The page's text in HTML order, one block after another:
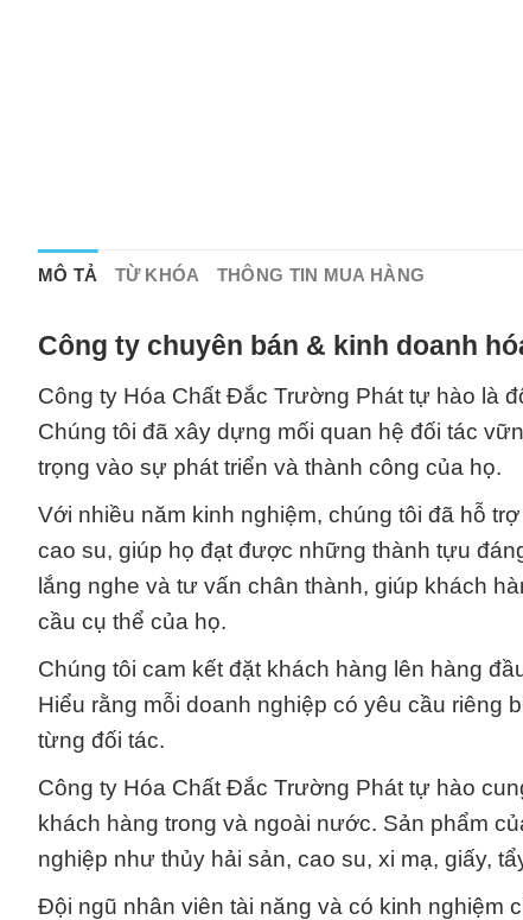
MÔ TẢ TỪ KHÓA THÔNG TIN MUA HÀNG
Công ty chuyên bán & kinh doanh
Công ty Hóa Chất Đắc Trường Phát tự hào là
Chúng tôi đã xây dựng mối quan hệ đối tác
trọng vào sự phát triển và thành công của họ.
Với nhiều năm kinh nghiệm, chúng tôi đã hỗ
cao su, giúp họ đạt được những thành tựu
lắng nghe và tư vấn chân thành, giúp khách
cầu cụ thể của họ.
Chúng tôi cam kết đặt khách hàng lên hàng
Hiểu rằng mỗi doanh nghiệp có yêu cầu riêng
từng đối tác.
Công ty Hóa Chất Đắc Trường Phát tự hào
khách hàng trong và ngoài nước. Sản phẩm
nghiệp như thủy hải sản, cao su, xi mạ, giấy,
Đội ngũ nhân viên tài năng và có kinh nghiệm